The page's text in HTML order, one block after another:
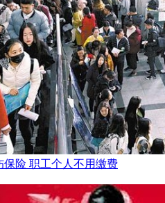
保险 职工个人不用缴费